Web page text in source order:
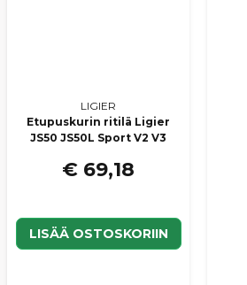
LIGIER
Etupuskurin ritilä Ligier
JS50 JS50L Sport V2 V3
€ 69,18
LISÄÄ OSTOSKORIIN
Lähetä kysymys